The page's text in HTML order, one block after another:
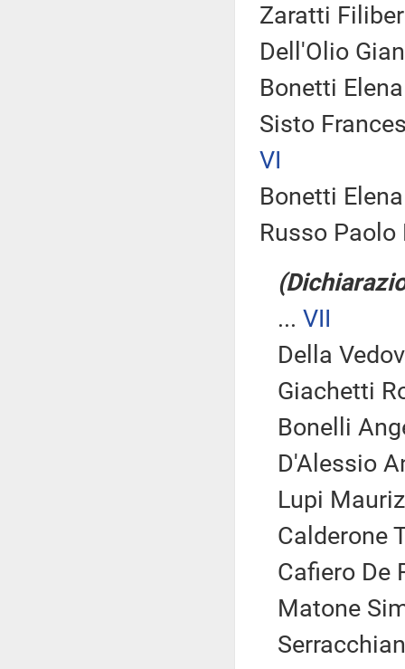
Zaratti
Dell'Olio
Bonetti
Sisto
VI
Bonetti
Russo
... VII
Della
Giachetti
Bonelli
D'Alessio
Lupi
Calderone
Cafiero De
Matone